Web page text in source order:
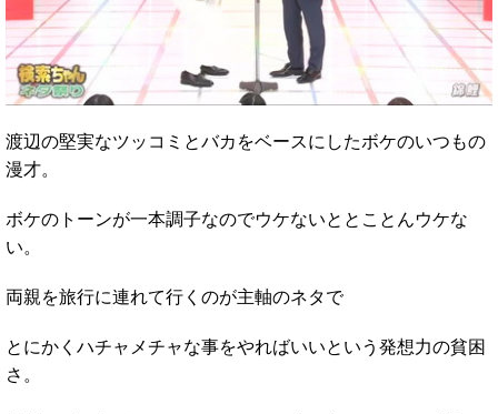
渡辺の堅実なツッコミとバカをベースにしたボケのいつもの
漫才。
ボケのトーンが一本調子なのでウケないととことんウケな
い。
両親を旅行に連れて行くのが主軸のネタで
とにかくハチャメチャな事をやればいいという発想力の貧困
さ。